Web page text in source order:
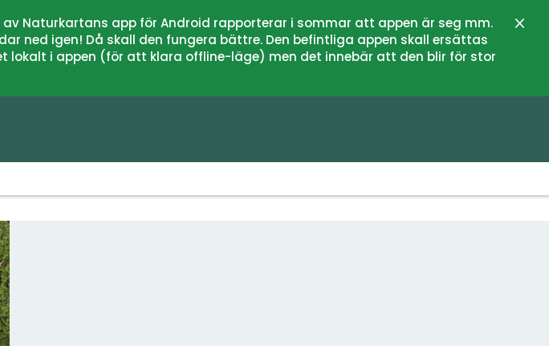
av Naturkartans app för Android rapporterar i sommar att appen är seg mm.
ned igen! Då skall den fungera bättre. Den befintliga appen skall ersättas
lokalt i appen (för att klara offline-läge) men det innebär att den blir för stor